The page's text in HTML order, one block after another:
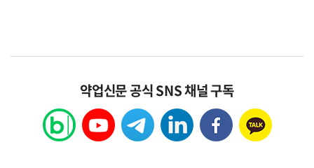
약업신문 공식 SNS 채널 구독